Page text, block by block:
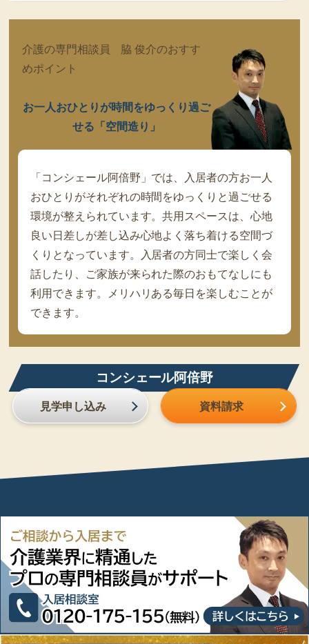
介護の専門相談員 脇 俊介のおすす
めポイント
お一人おひとりが時間をゆっくり過ご
せる「空間造り」
「コンシェール阿倍野」では、入居者の方お一人
おひとりがそれぞれの時間をゆっくりと過ごせる
環境が整えられています。共用スペースは、心地
良い日差しが差し込み心地よく落ち着ける空間づ
くりとなっています。入居者の方同士で楽しく会
話したり、ご家族が来られた際のおもてなしにも
利用できます。メリハリある毎日を楽しむことが
できます。
コンシェール阿倍野
見学申し込み 資料請求